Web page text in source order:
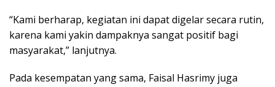
“Kami berharap, kegiatan ini dapat digelar secara rutin,
karena kami yakin dampaknya sangat positif bagi
masyarakat,” lanjutnya.
Pada kesempatan yang sama, Faisal Hasrimy juga